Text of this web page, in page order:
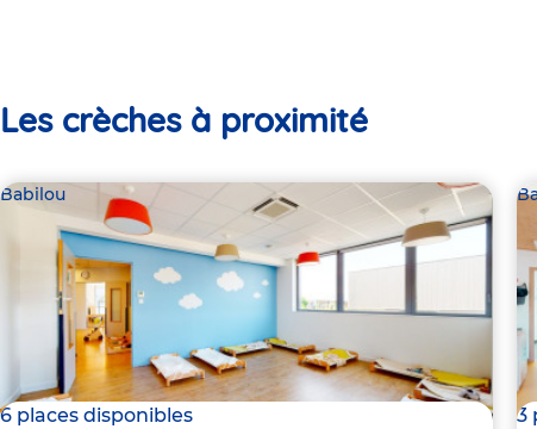
Les crèches à proximité
Babilou
6 places disponibles 3